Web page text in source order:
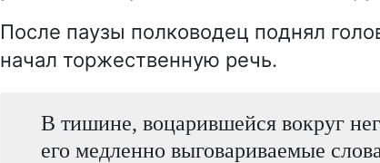
После паузы полководец поднял
начал торжественную речь.
В тишине, воцарившейся вокруг
его медленно выговариваемые